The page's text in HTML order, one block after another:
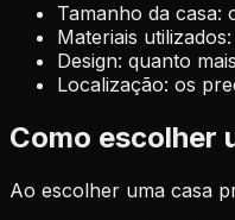
Tamanho da casa:
Materiais
Design: quanto
Localização: os
Como escolher
Ao escolher uma casa